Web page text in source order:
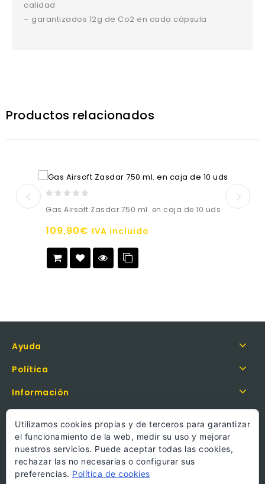
calidad
– garantizados 12g de Co2 en cada cápsula
Productos relacionados
out
5
Gas Airsoft Zasdar 750 ml. en caja de 10 uds
109,90€ IVA incluido
Ayuda
Política
Información
Utilizamos cookies propias y de terceros para garantizar
el funcionamiento de la web, medir su uso y mejorar
nuestros servicios. Puede aceptar todas las cookies,
rechazar las no necesarias o configurar sus
preferencias. Política de cookies